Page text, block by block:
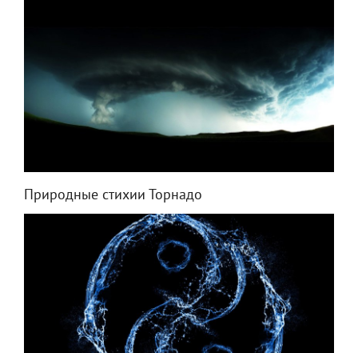
Природные стихии Торнадо